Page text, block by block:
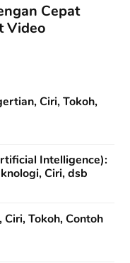
Cepat
Video
Ciri, Tokoh,
Intelligence):
Ciri, dsb
Tokoh, Contoh